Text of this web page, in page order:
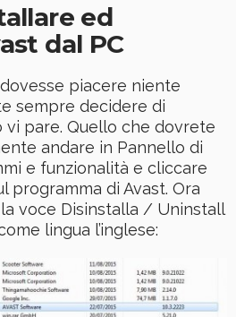
ed
dal PC
piacere niente
sempre decidere di
vi pare. Quello che dovrete
andare in Pannello di
e funzionalità e cliccare
programma di Avast. Ora
voce Disinstalla / Uninstall
lingua l’inglese: